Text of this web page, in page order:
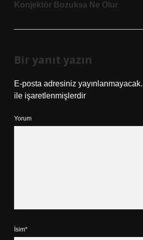
Konjektör Bozuksa Ne Olur
Bir yanıt yazın
E-posta adresiniz yayınlanmayacak.
ile işaretlenmişlerdir
Yorum
İsim*